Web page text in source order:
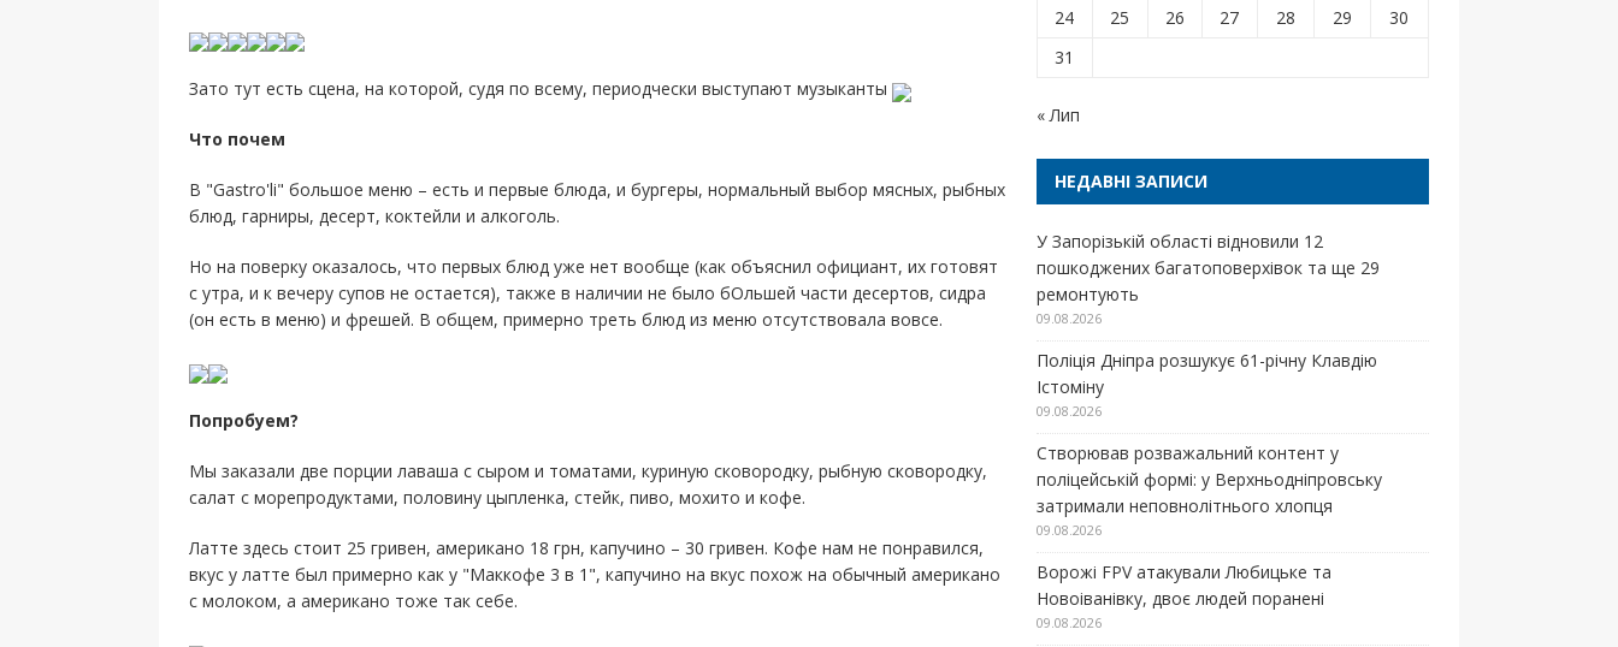
Зато тут есть сцена, на которой, судя по всему, периодчески выступают музыканты
Что почем
В "Gastro'li" большое меню – есть и первые блюда, и бургеры, нормальный выбор мясных, рыбных
блюд, гарниры, десерт, коктейли и алкоголь.
Но на поверку оказалось, что первых блюд уже нет вообще (как объяснил официант, их готовят
с утра, и к вечеру супов не остается), также в наличии не было бОльшей части десертов, сидра
(он есть в меню) и фрешей. В общем, примерно треть блюд из меню отсутствовала вовсе.
Попробуем?
Мы заказали две порции лаваша с сыром и томатами, куриную сковородку, рыбную сковородку,
салат с морепродуктами, половину цыпленка, стейк, пиво, мохито и кофе.
Латте здесь стоит 25 гривен, американо 18 грн, капучино – 30 гривен. Кофе нам не понравился,
вкус у латте был примерно как у "Маккофе 3 в 1", капучино на вкус похож на обычный американо
с молоком, а американо тоже так себе.
24
25 26 27 28 29
30
31
« Лип
НЕДАВНІ ЗАПИСИ
У Запорізькій області відновили 12
пошкоджених багатоповерхівок та ще 29
ремонтують
09.08.2026
Поліція Дніпра розшукує 61-річну Клавдію
Істоміну
09.08.2026
Створював розважальний контент у
поліцейській формі: у Верхньодніпровську
затримали неповнолітнього хлопця
09.08.2026
Ворожі FPV атакували Любицьке та
Новоіванівку, двоє людей поранені
09.08.2026